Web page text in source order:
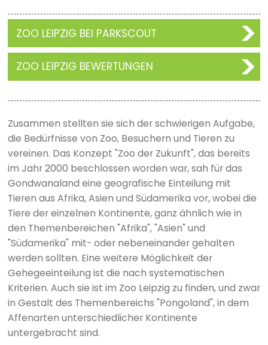
ZOO LEIPZIG BEI PARKSCOUT
ZOO LEIPZIG BEWERTUNGEN
Zusammen stellten sie sich der schwierigen Aufgabe,
die Bedürfnisse von Zoo, Besuchern und Tieren zu
vereinen. Das Konzept "Zoo der Zukunft", das bereits
im Jahr 2000 beschlossen worden war, sah für das
Gondwanaland eine geografische Einteilung mit
Tieren aus Afrika, Asien und Südamerika vor, wobei die
Tiere der einzelnen Kontinente, ganz ähnlich wie in
den Themenbereichen "Afrika", "Asien" und
"Südamerika" mit- oder nebeneinander gehalten
werden sollten. Eine weitere Möglichkeit der
Gehegeeinteilung ist die nach systematischen
Kriterien. Auch sie ist im Zoo Leipzig zu finden, und zwar
in Gestalt des Themenbereichs "Pongoland", in dem
Affenarten unterschiedlicher Kontinente
untergebracht sind.